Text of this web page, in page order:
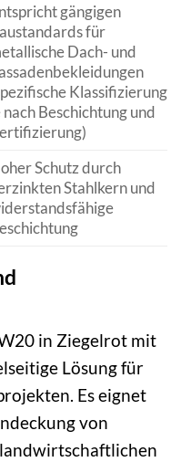
gängigen
für
Dach- und
Klassifizierung
nach Beschichtung und
Schutz durch
Stahlkern und
in Ziegelrot mit
Lösung für
Es eignet
von